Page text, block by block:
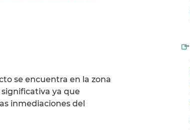
se encuentra en la zona
ya que
inmediaciones del